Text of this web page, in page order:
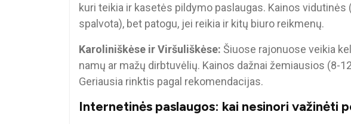
kuri teikia ir kasetės pildymo paslaugas. Kainos vidutinės
spalvota), bet patogu, jei reikia ir kitų biuro reikmenų.
Karoliniškėse ir Viršuliškėse: Šiuose rajonuose veikia
namų ar mažų dirbtuvėlių. Kainos dažnai žemiausios (8-
Geriausia rinktis pagal rekomendacijas.
Internetinės paslaugos: kai nesinori važinėti